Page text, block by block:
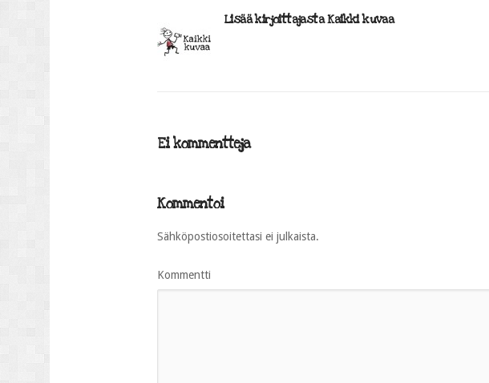
Lisää kirjoittajasta Kaikki kuvaa
Ei kommentteja
Kommentoi
Sähköpostiosoitettasi ei julkaista.
Kommentti